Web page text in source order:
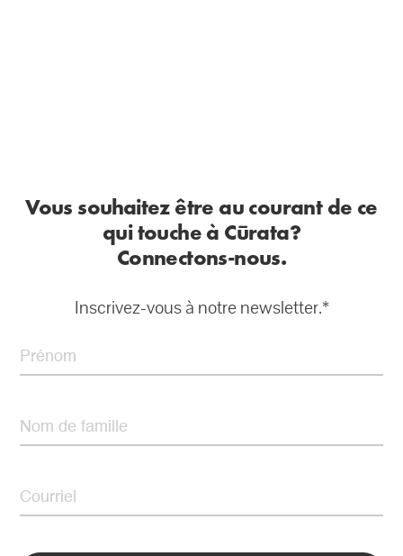
Vous souhaitez être au courant de ce
qui touche à Cūrata?
Connectons-nous.
Inscrivez-vous à notre newsletter.*